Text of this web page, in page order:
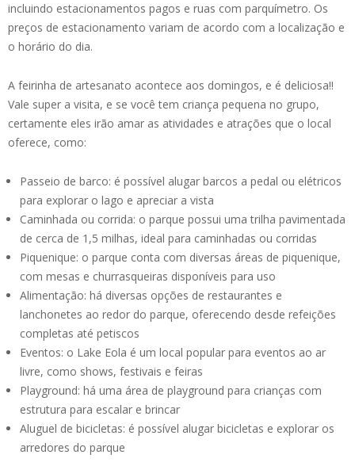
incluindo estacionamentos pagos e ruas com parquímetro. Os
preços de estacionamento variam de acordo com a localização e
o horário do dia.
A feirinha de artesanato acontece aos domingos, e é deliciosa!!
Vale super a visita, e se você tem criança pequena no grupo,
certamente eles irão amar as atividades e atrações que o local
oferece, como:
Passeio de barco: é possível alugar barcos a pedal ou elétricos
para explorar o lago e apreciar a vista
Caminhada ou corrida: o parque possui uma trilha pavimentada
de cerca de 1,5 milhas, ideal para caminhadas ou corridas
Piquenique: o parque conta com diversas áreas de piquenique,
com mesas e churrasqueiras disponíveis para uso
Alimentação: há diversas opções de restaurantes e
lanchonetes ao redor do parque, oferecendo desde refeições
completas até petiscos
Eventos: o Lake Eola é um local popular para eventos ao ar
livre, como shows, festivais e feiras
Playground: há uma área de playground para crianças com
estrutura para escalar e brincar
Aluguel de bicicletas: é possível alugar bicicletas e explorar os
arredores do parque